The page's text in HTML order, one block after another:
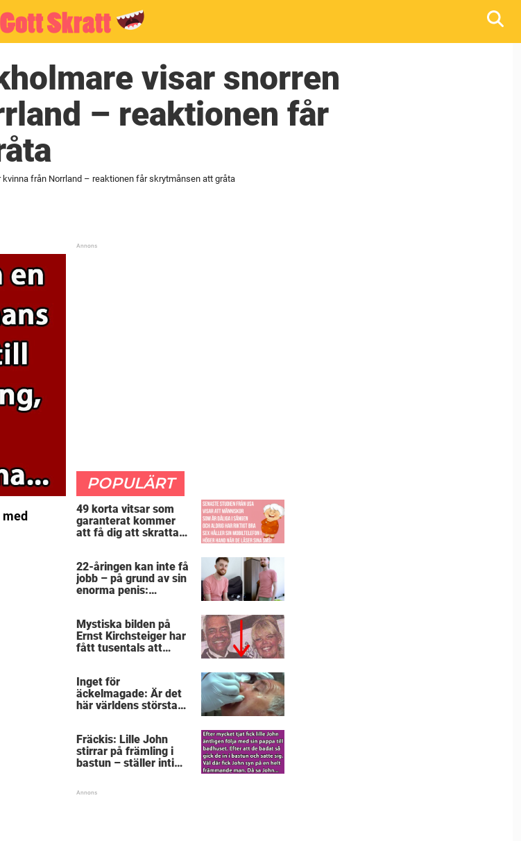
visar snorren
– reaktionen får
från Norrland – reaktionen får skrytmånsen att gråta
POPULÄRT
49 korta vitsar som
garanterat kommer
att få dig att skratta
22-åringen kan inte få
jobb – på grund av sin
enorma penis:
Mystiska bilden på
Ernst Kirchsteiger har
fått tusentals att
Inget för
äckelmagade: Är det
här världens största
Fräckis: Lille John
stirrar på främling i
bastun – ställer intim